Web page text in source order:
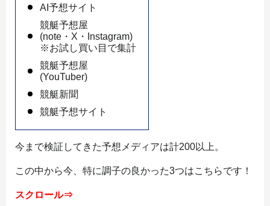
AI予想サイト
競艇予想屋
(note・X・Instagram)
※お試し買い目で集計
競艇予想屋
(YouTuber)
競艇新聞
競艇予想サイト
今まで検証してきた予想メディアは計200以上。
この中から今、特に調子の良かった3つはこちらです！
スクロール⇒